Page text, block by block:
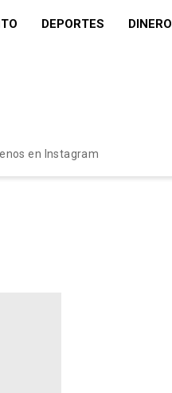
DEPORTES DINERO
en Instagram